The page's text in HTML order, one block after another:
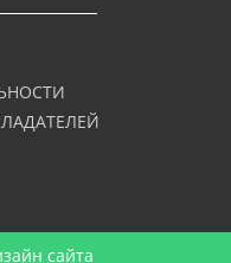
сайта